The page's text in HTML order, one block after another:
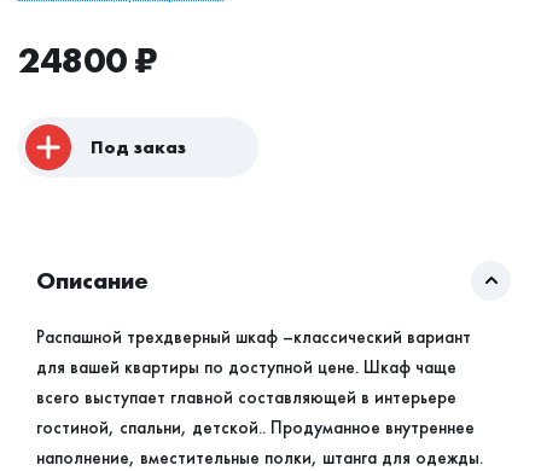
24800₽
Под заказ
Описание
Распашной трехдверный шкаф –классический вариант
для вашей квартиры по доступной цене. Шкаф чаще
всего выступает главной составляющей в интерьере
гостиной, спальни, детской.. Продуманное внутреннее
наполнение, вместительные полки, штанга для одежды.